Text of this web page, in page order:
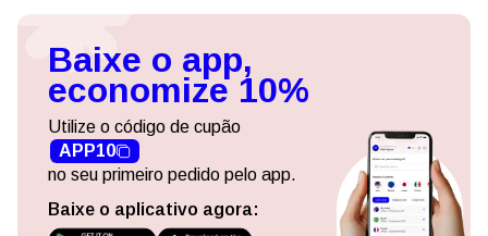
Baixe o app,
economize 10%
Utilize o código de cupão
APP10
no seu primeiro pedido pelo app.
Baixe o aplicativo agora: